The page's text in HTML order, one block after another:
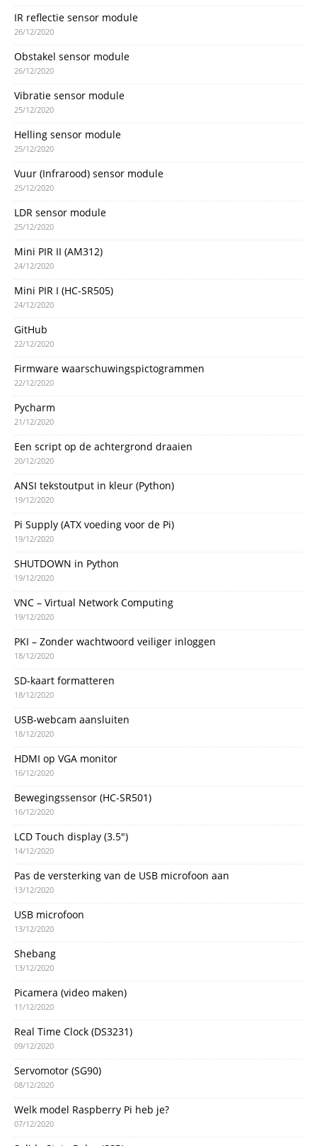
IR reflectie sensor module
26/12/2020
Obstakel sensor module
26/12/2020
Vibratie sensor module
25/12/2020
Helling sensor module
25/12/2020
Vuur (Infrarood) sensor module
25/12/2020
LDR sensor module
25/12/2020
Mini PIR II (AM312)
24/12/2020
Mini PIR I (HC-SR505)
24/12/2020
GitHub
22/12/2020
Firmware waarschuwingspictogrammen
22/12/2020
Pycharm
21/12/2020
Een script op de achtergrond draaien
20/12/2020
ANSI tekstoutput in kleur (Python)
19/12/2020
Pi Supply (ATX voeding voor de Pi)
19/12/2020
SHUTDOWN in Python
19/12/2020
VNC – Virtual Network Computing
19/12/2020
PKI – Zonder wachtwoord veiliger inloggen
18/12/2020
SD-kaart formatteren
18/12/2020
USB-webcam aansluiten
18/12/2020
HDMI op VGA monitor
16/12/2020
Bewegingssensor (HC-SR501)
16/12/2020
LCD Touch display (3.5″)
14/12/2020
Pas de versterking van de USB microfoon aan
13/12/2020
USB microfoon
13/12/2020
Shebang
13/12/2020
Picamera (video maken)
11/12/2020
Real Time Clock (DS3231)
09/12/2020
Servomotor (SG90)
08/12/2020
Welk model Raspberry Pi heb je?
07/12/2020